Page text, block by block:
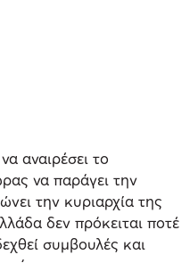
αναιρέσει το
να παράγει την
την κυριαρχία της
δεν πρόκειται ποτέ
συμβουλές και